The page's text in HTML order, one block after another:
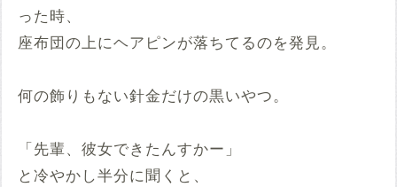
開始時間
った時、
座布団の上にヘアピンが落ちてるのを発見。
何の飾りもない針金だけの黒いやつ。
「先輩、彼女できたんすかー」
と冷やかし半分に聞くと、